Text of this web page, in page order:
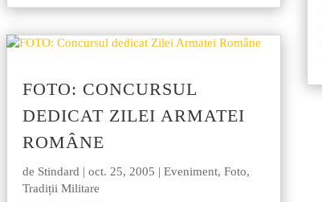
FOTO: CONCURSUL
DEDICAT ZILEI ARMATEI
ROMÂNE
de Stindard |oct. 25, 2005 |Eveniment,Foto,
Tradiții Militare